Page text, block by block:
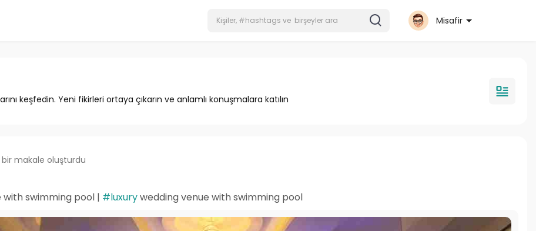
Misafir
keşfedin. Yeni fikirleri ortaya çıkarın ve anlamlı konuşmalara katılın
bir makale oluşturdu
with swimming pool | #luxurywedding venue with swimming pool